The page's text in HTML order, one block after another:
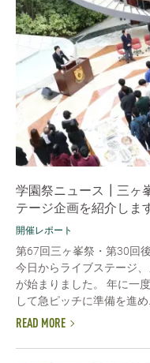
学園祭ニュース┃三ヶ
テージ企画を紹介しま
開催レポート
第67回三ヶ峯祭・第30回
今日からライブステージ
が始まりました。 年に一
して急ピッチに準備を進め...
READ MORE